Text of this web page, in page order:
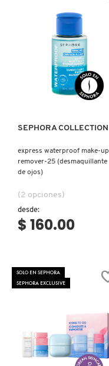
Ver más
SEPHORA COLLECTION
express waterproof make-up
remover-25 (desmaquillante
de ojos)
(2 opciones)
desde:
$ 160.00
SOLO EN SEPHORA
SEPHORA EXCLUSIVE
Ver más